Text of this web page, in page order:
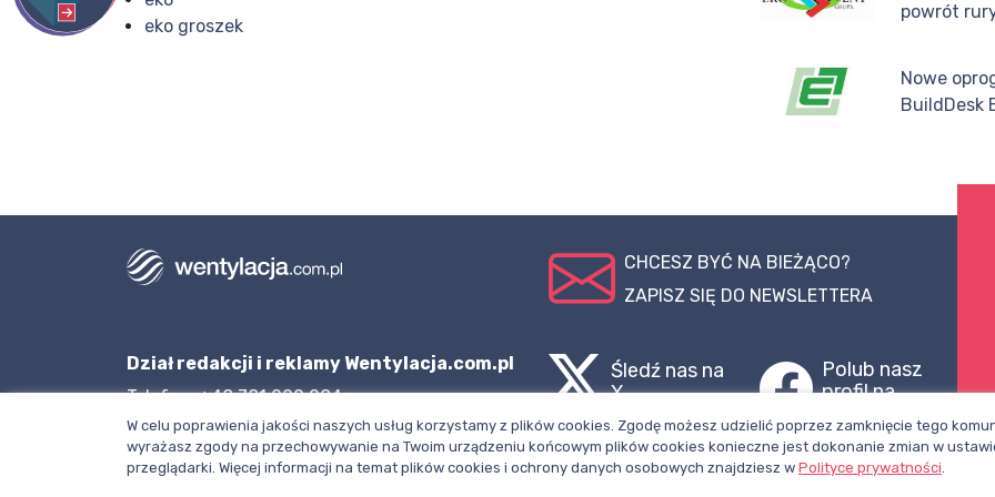
eko groszek
powrót
Nowe
BuildDesk
CHCESZ BYĆ NA BIEŻĄCO?
ZAPISZ SIĘ DO NEWSLETTERA
Dział redakcji i reklamy Wentylacja.com.pl
Telefon: +48 781 000 084
Napisz do nas
Śledź nas na
X
Polub nasz
profil na
W celu poprawienia jakości naszych usług korzystamy z plików cookies. Zgodę możesz udzielić poprzez zamknięcie tego
wyrażasz zgody na przechowywanie na Twoim urządzeniu końcowym plików cookies konieczne jest dokonanie zmian w
przeglądarki. Więcej informacji na temat plików cookies i ochrony danych osobowych znajdziesz w Polityce prywatności.